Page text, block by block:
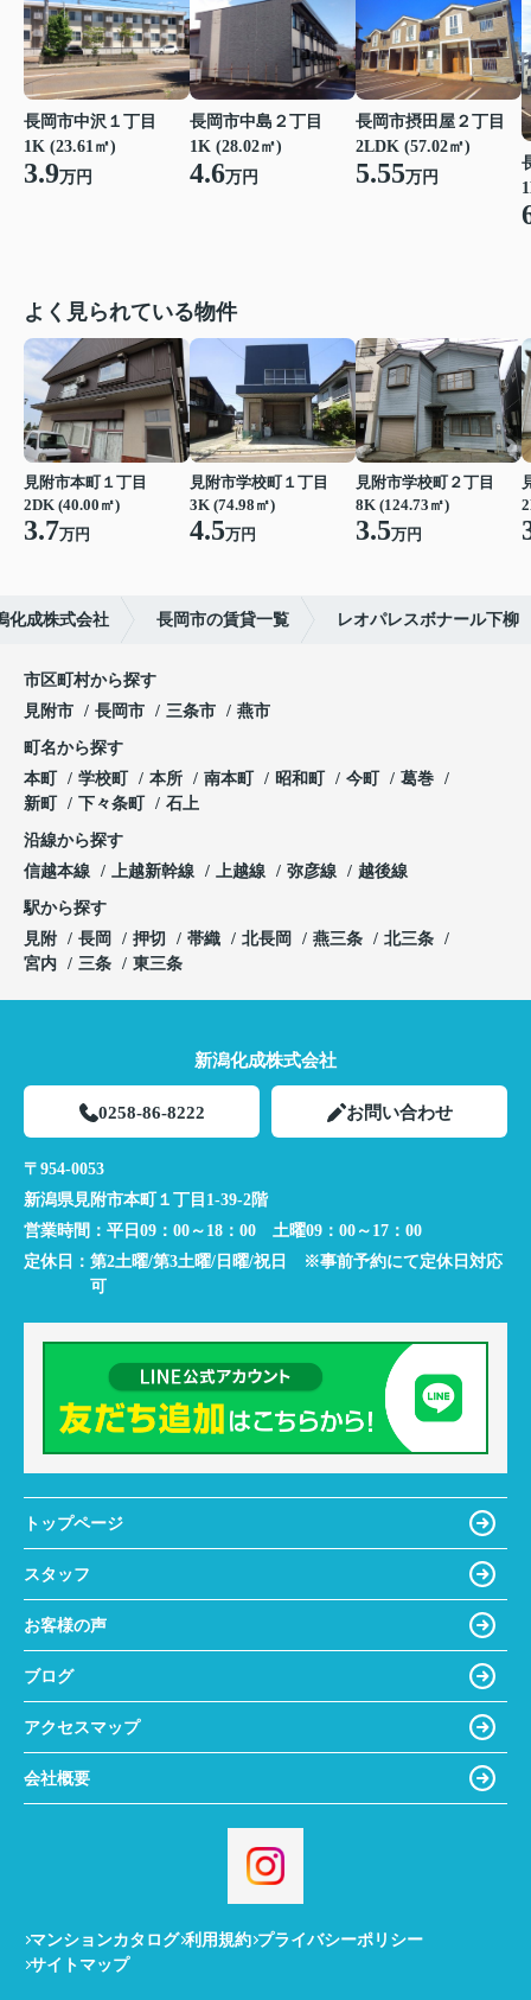
長岡市中沢１丁目
1K (23.61㎡)
3.9万円
長岡市中島２丁目
1K (28.02㎡)
4.6万円
長岡市摂田屋２丁目
2LDK (57.02㎡)
5.55万円
よく見られている物件
見附市本町１丁目
2DK (40.00㎡)
3.7万円
見附市学校町１丁目
3K (74.98㎡)
4.5万円
見附市学校町２丁目
8K (124.73㎡)
3.5万円
化成株式会社 長岡市の賃貸一覧 レオパレスボナール下柳
市区町村から探す
見附市
長岡市 三条市 燕市
町名から探す
本町
学校町 本所 南本町 昭和町 今町
葛巻
新町
下々条町 石上
沿線から探す
信越本線
上越新幹線 上越線 弥彦線 越後線
駅から探す
見附
長岡 押切 帯織 北長岡 燕三条
北三条
宮内
三条 東三条
新潟化成株式会社
0258-86-8222 お問い合わせ
〒954-0053
新潟県見附市本町１丁目1-39-2階
営業時間： 平日09：00～18：00 土曜09：00～17：00
定休日： 第2土曜/第3土曜/日曜/祝日 ※事前予約にて定休日対応
可
トップページ
スタッフ
お客様の声
ブログ
アクセスマップ
会社概要
マンションカタログ 利用規約 プライバシーポリシー
サイトマップ